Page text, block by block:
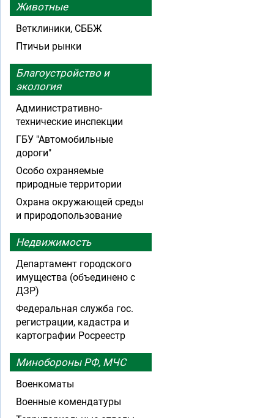
Животные
Ветклиники, СББЖ
Птичьи рынки
Благоустройство и
экология
Административно-
технические инспекции
ГБУ "Автомобильные
дороги"
Особо охраняемые
природные территории
Охрана окружающей среды
и природопользование
Недвижимость
Департамент городского
имущества (объединено с
ДЗР)
Федеральная служба гос.
регистрации, кадастра и
картографии Росреестр
Минобороны РФ, МЧС
Военкоматы
Военные комендатуры